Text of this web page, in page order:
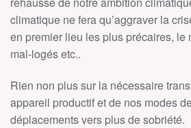
climatique ne fera qu’aggraver la
en premier lieu les plus précaires, le
mal-logés etc..
Rien non plus sur la nécessaire
appareil productif et de nos modes
déplacements vers plus de sobriété.